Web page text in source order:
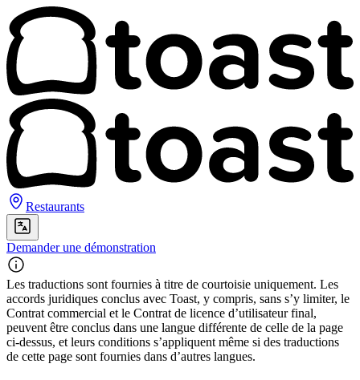
Restaurants
Demander une démonstration
Les traductions sont fournies à titre de courtoisie uniquement. Les
accords juridiques conclus avec Toast, y compris, sans s’y limiter, le
Contrat commercial et le Contrat de licence d’utilisateur final,
peuvent être conclus dans une langue différente de celle de la page
ci-dessus, et leurs conditions s’appliquent même si des traductions
de cette page sont fournies dans d’autres langues.